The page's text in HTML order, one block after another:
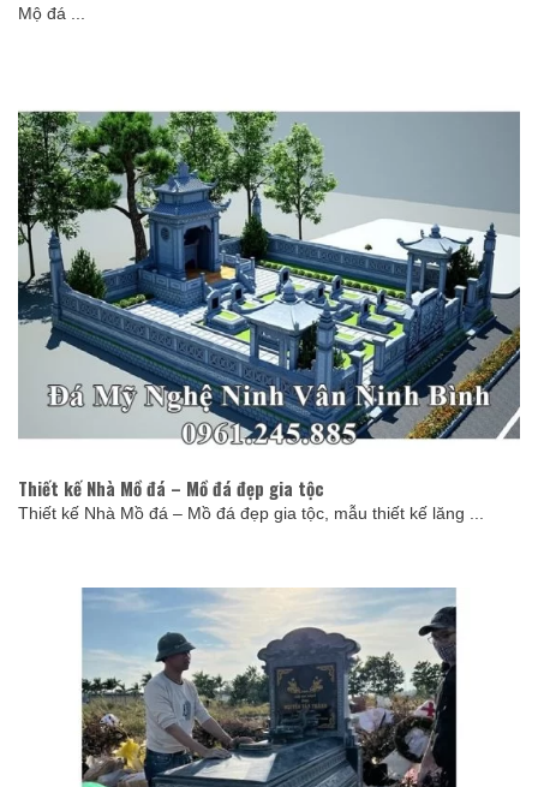
Mộ đá ...
Thiết kế Nhà Mồ đá – Mồ đá đẹp gia tộc
Thiết kế Nhà Mồ đá – Mồ đá đẹp gia tộc, mẫu thiết kế lăng ...